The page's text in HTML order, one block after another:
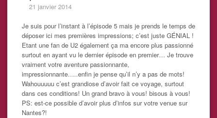
21 janvier 2014
Je suis pour l’instant à l’épisode 5 mais je prends le temps de
déposer ici mes premières impressions; c’est juste GÉNIAL !
Etant une fan de U2 également ça ma encore plus passionné
surtout en ayant vu le dernier épisode en premier… Je trouve
vraiment votre aventure passionnante,
impressionnante…..enfin je pense qu’il n’y a pas de mots!
Wahouuuuu c’est grandiose d’avoir fait ce voyage, surtout
dans ces conditions! Un grand bravo à vous! bisous à vous!
PS: est-ce possible d’avoir plus d’infos sur votre venue sur
Nantes?!